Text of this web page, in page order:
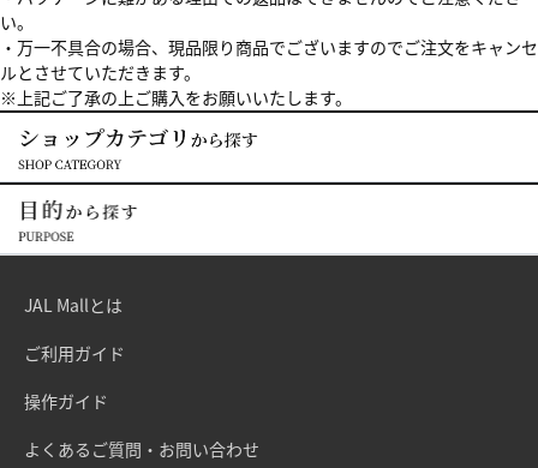
い。
・万一不具合の場合、現品限り商品でございますのでご注文をキャンセ
ルとさせていただきます。
※上記ご了承の上ご購入をお願いいたします。
JAL Mallとは
ご利用ガイド
操作ガイド
よくあるご質問・お問い合わせ